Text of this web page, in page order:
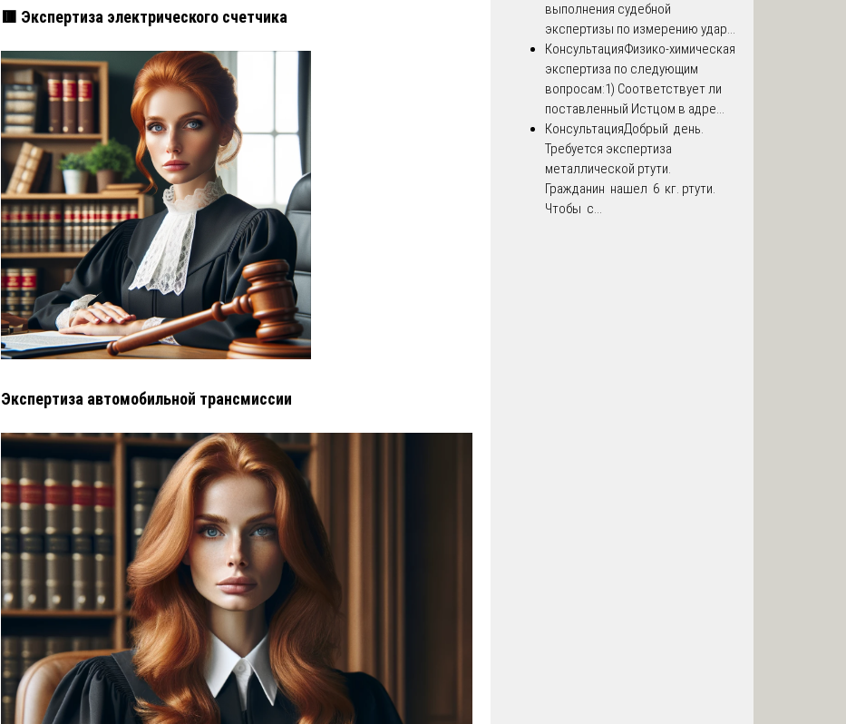
🟥 Экспертиза электрического счетчика
Экспертиза автомобильной трансмиссии
выполнения судебной
экспертизы по измерению удар...
КонсультацияФизико-химическая
экспертиза по следующим
вопросам:1) Соответствует ли
поставленный Истцом в адре...
КонсультацияДобрый день.
Требуется экспертиза
металлической ртути.
Гражданин нашел 6 кг. ртути.
Чтобы с...